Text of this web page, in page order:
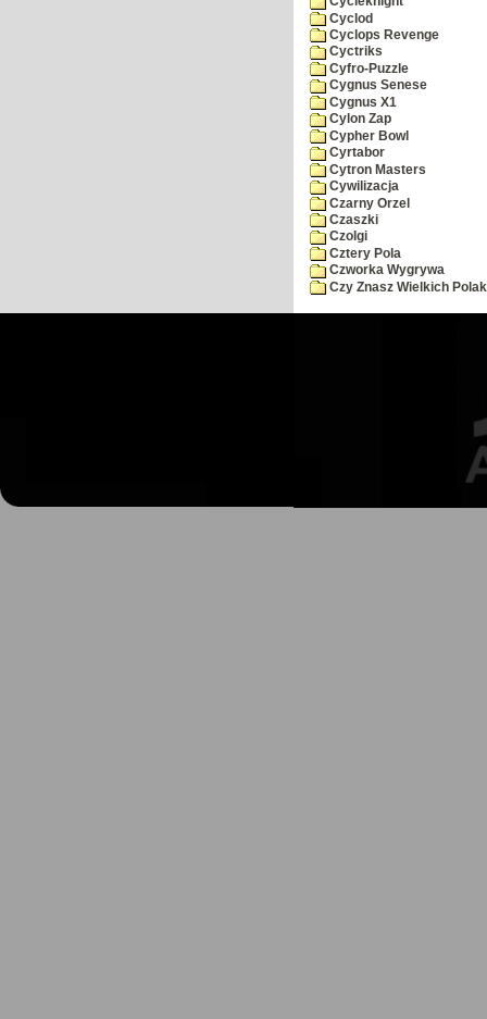
Cyclod
Cyclops Revenge
Cyctriks
Cyfro-Puzzle
Cygnus Senese
Cygnus X1
Cylon Zap
Cypher Bowl
Cyrtabor
Cytron Masters
Cywilizacja
Czarny Orzel
Czaszki
Czolgi
Cztery Pola
Czworka Wygrywa
Czy Znasz Wielkich